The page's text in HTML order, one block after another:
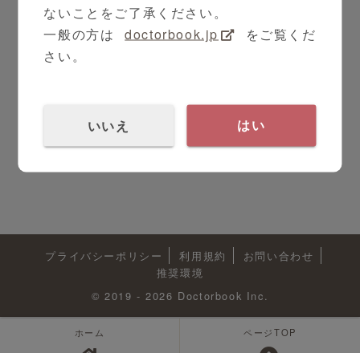
プライバシーポリシー 利用規約
お問い合わせ
推奨環境
© 2019 - 2026 Doctorbook Inc.
ホーム ページTOP
ないことをご了承ください。
一般の方は
doctorbook.jp
をご覧くだ
さい。
いいえ はい